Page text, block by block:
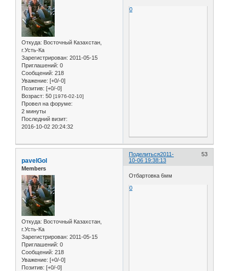
Откуда: Восточный Казахстан,
г.Усть-Ка
Зарегистрирован: 2011-05-15
Приглашений: 0
Сообщений: 218
Уважение: [+0/-0]
Позитив: [+0/-0]
Возраст: 50 [1976-02-10]
Провел на форуме:
2 минуты
Последний визит:
2016-10-02 20:24:32
0
Поделиться 53
2011-
10-06 19:38:13
pavelGol
Members
Откуда: Восточный Казахстан,
г.Усть-Ка
Зарегистрирован: 2011-05-15
Приглашений: 0
Сообщений: 218
Уважение: [+0/-0]
Позитив: [+0/-0]
Отбартовка 6мм
0